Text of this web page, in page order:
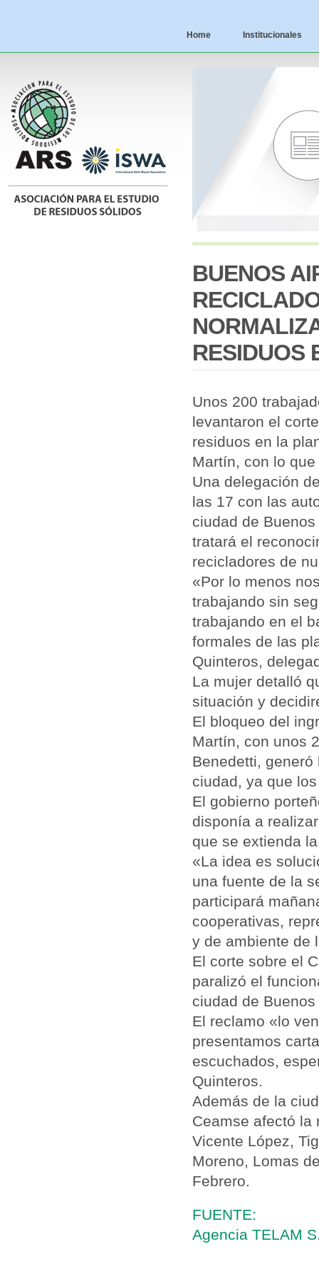
Home Institucionales
BUENOS
RESIDUOS
Unos 200
levantaron el
residuos en la
Martín, con lo
Una delegación
las 17 con las
ciudad de
tratará el
recicladores de
«Por lo menos
trabajando sin
trabajando en el
formales de las
Quinteros,
La mujer detalló
situación y
El bloqueo del
Martín, con unos
Benedetti,
ciudad, ya que
El gobierno
disponía a
que se extienda
«La idea es
una fuente de la
participará
cooperativas,
y de ambiente de
El corte sobre el
paralizó el
ciudad de Buenos
El reclamo «lo
presentamos
escuchados,
Quinteros.
Además de la
Ceamse afectó la
Vicente López,
Moreno, Lomas
Febrero.
FUENTE:
Agencia TELAM